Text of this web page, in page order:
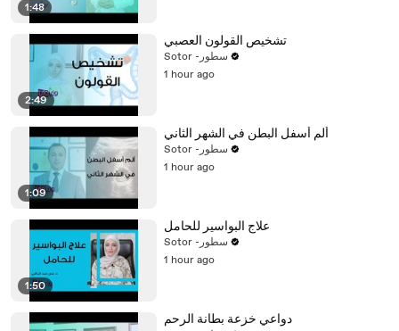
1:48
2:49
تشخيص القولون العصبي
Sotor -سطور
1 hour ago
1:09
ألم أسفل البطن في الشهر الثاني
Sotor -سطور
1 hour ago
1:50
علاج البواسير للحامل
Sotor -سطور
1 hour ago
دواعي خزعة بطانة الرحم